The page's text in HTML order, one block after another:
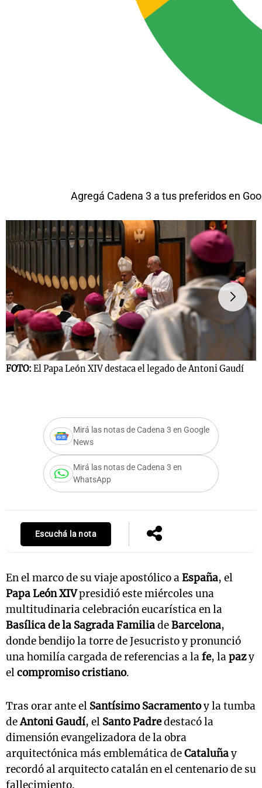
Agregá Cadena 3 a tus preferidos en
FOTO: El Papa León XIV destaca el legado de Antoni Gaudí
Mirá las notas de Cadena 3 en Google
News
Mirá las notas de Cadena 3 en
WhatsApp
Escuchá la nota
En el marco de su viaje apostólico aEspaña, el
Papa León XIVpresidió este miércoles una
multitudinaria celebración eucarística en la
Basílica de la Sagrada FamiliadeBarcelona,
donde bendijo la torre de Jesucristo y pronunció
una homilía cargada de referencias a lafe, lapazy
elcompromiso cristiano.
Tras orar ante el Santísimo Sacramentoy la tumba
deAntoni Gaudí, el Santo Padredestacó la
dimensión evangelizadora de la obra
arquitectónica más emblemática deCataluñay
recordó al arquitecto catalán en el centenario de su
fallecimiento.